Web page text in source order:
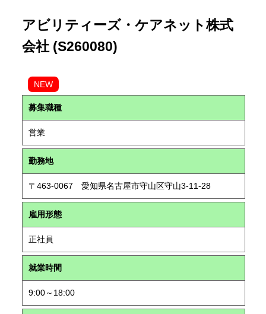
アビリティーズ・ケアネット株式
会社 (S260080)
NEW
募集職種
営業
勤務地
〒463-0067 愛知県名古屋市守山区守山3-11-28
雇用形態
正社員
就業時間
9:00～18:00